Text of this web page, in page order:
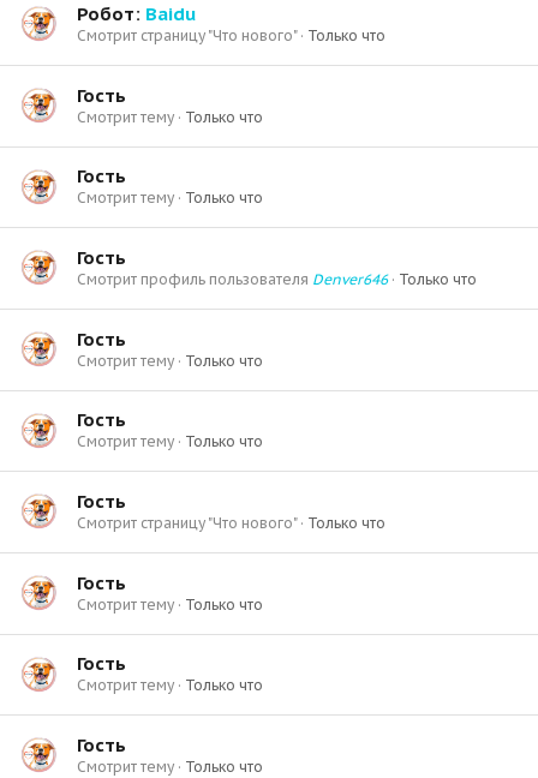
Робот: Baidu
Смотрит страницу "Что нового" Только что
Гость
Смотрит тему Только что
Гость
Смотрит тему Только что
Гость
Смотрит профиль пользователя Denver646 Только что
Гость
Смотрит тему Только что
Гость
Смотрит тему Только что
Гость
Смотрит страницу "Что нового" Только что
Гость
Смотрит тему Только что
Гость
Смотрит тему Только что
Гость
Смотрит тему Только что